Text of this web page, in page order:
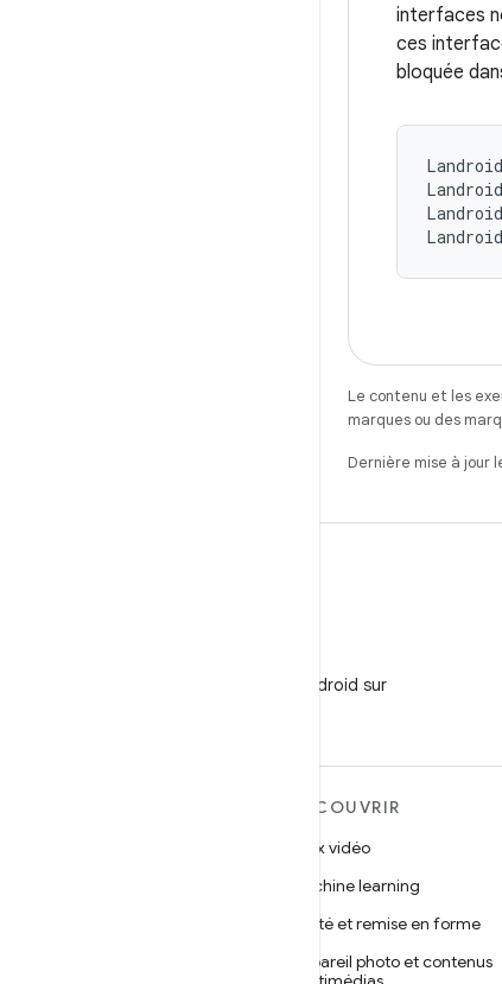
interfaces
ces
bloquée
Le contenu et les
marques ou des
Dernière mise à jour
Développeurs Android sur
DÉCOUVRIR
Jeux vidéo
Machine learning
Santé et remise en forme
Appareil photo et contenus